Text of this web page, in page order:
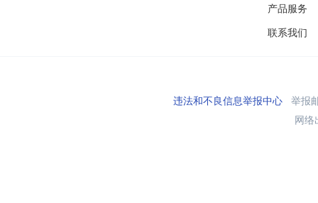
产品服务
联系我们
违法和不良信息举报中心举报
网